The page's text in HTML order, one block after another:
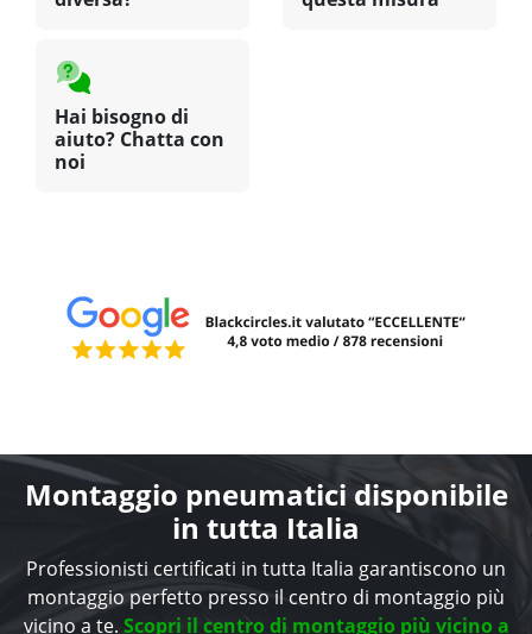
Hai bisogno di
aiuto? Chatta con
noi
Montaggio pneumatici disponibile
in tutta Italia
Professionisti certificati in tutta Italia garantiscono un
montaggio perfetto presso il centro di montaggio più
vicino a te. Scopri il centro di montaggio più vicino a